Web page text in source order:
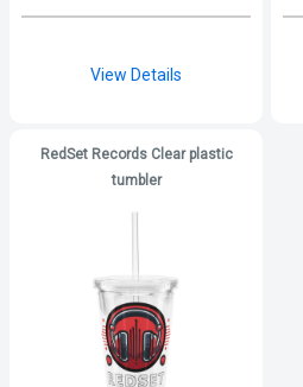
View Details
RedSet Records Clear plastic
tumbler